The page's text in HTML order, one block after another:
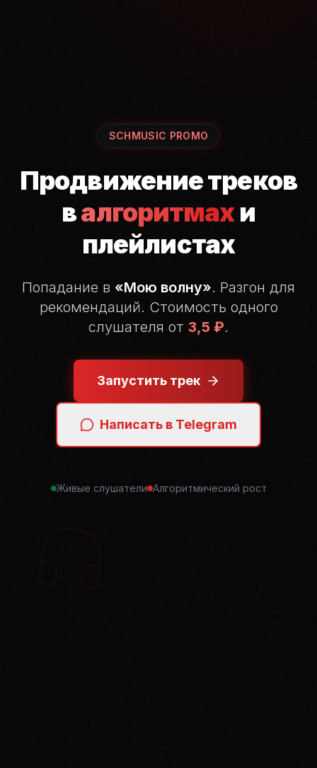
SCHMUSIC PROMO
Продвижение треков
валгоритмахи
плейлистах
Попадание в «Мою волну». Разгон для
рекомендаций. Стоимость одного
слушателя от 3,5 ₽.
Запустить трек
Написать в Telegram
Живые слушатели Алгоритмический рост